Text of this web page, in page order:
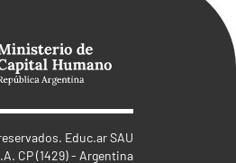
Educ.ar SAU
CP (1429) - Argentina